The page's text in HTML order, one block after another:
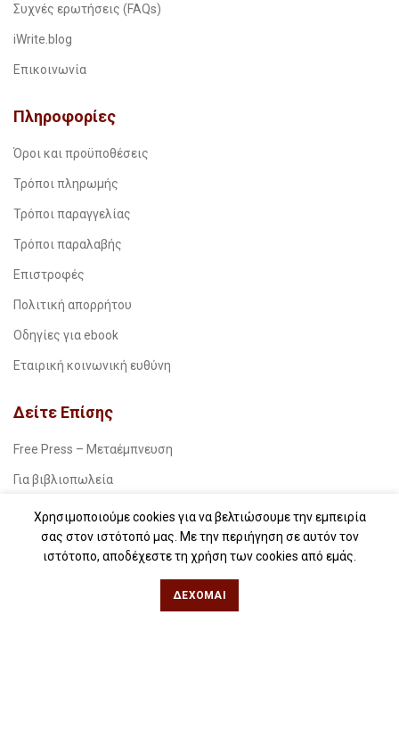
Συχνές ερωτήσεις (FAQs)
iWrite.blog
Επικοινωνία
Πληροφορίες
Όροι και προϋποθέσεις
Τρόποι πληρωμής
Τρόποι παραγγελίας
Τρόποι παραλαβής
Επιστροφές
Πολιτική απορρήτου
Οδηγίες για ebook
Εταιρική κοινωνική ευθύνη
Δείτε Επίσης
Free Press – Μεταέμπνευση
Για βιβλιοπωλεία
Για λέσχες ανάγνωσης
Για δημοσιογράφους
Χρησιμοποιούμε cookies για να βελτιώσουμε την εμπειρία
σας στον ιστότοπό μας. Με την περιήγηση σε αυτόν τον
ιστότοπο, αποδέχεστε τη χρήση των cookies από εμάς.
ΔΈΧΟΜΑΙ